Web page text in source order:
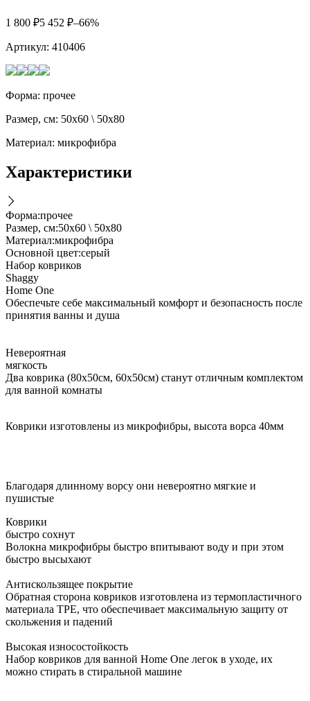
1 800 ₽5 452 ₽–66%
Артикул: 410406
Форма: прочее
Размер, см: 50х60 \ 50х80
Материал: микрофибра
Характеристики
Форма:прочее
Размер, см:50х60 \ 50х80
Материал:микрофибра
Основной цвет:серый
Набор ковриков
Shaggy
Home One
Обеспечьте себе максимальный комфорт и безопасность после
принятия ванны и душа
Невероятная
мягкость
Два коврика (80х50см, 60х50см) станут отличным комплектом
для ванной комнаты
Коврики изготовлены из микрофибры, высота ворса 40мм
Благодаря длинному ворсу они невероятно мягкие и
пушистые
Коврики
быстро сохнут
Волокна микрофибры быстро впитывают воду и при этом
быстро высыхают
Антискользящее покрытие
Обратная сторона ковриков изготовлена из термопластичного
материала TPE, что обеспечивает максимальную защиту от
скольжения и падений
Высокая износостойкость
Набор ковриков для ванной Home One легок в уходе, их
можно стирать в стиральной машине